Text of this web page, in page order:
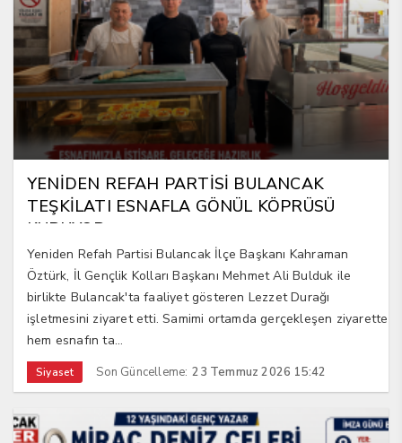
YENİDEN REFAH PARTİSİ BULANCAK
TEŞKİLATI ESNAFLA GÖNÜL KÖPRÜSÜ
KURUYOR
Yeniden Refah Partisi Bulancak İlçe Başkanı Kahraman
Öztürk, İl Gençlik Kolları Başkanı Mehmet Ali Bulduk ile
birlikte Bulancak'ta faaliyet gösteren Lezzet Durağı
işletmesini ziyaret etti. Samimi ortamda gerçekleşen ziyarette
hem esnafın ta...
Siyaset Son Güncelleme: 23 Temmuz 2026 15:42